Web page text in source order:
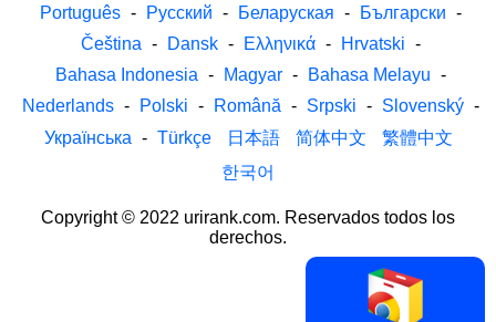
Português - Русский - Беларуская - Български -
Čeština - Dansk - Ελληνικά - Hrvatski -
Bahasa Indonesia - Magyar - Bahasa Melayu -
Nederlands - Polski - Română - Srpski - Slovenský -
Українська - Türkçe 日本語 简体中文
繁體中文
한국어
Copyright © 2022 urirank.com. Reservados todos los
derechos.